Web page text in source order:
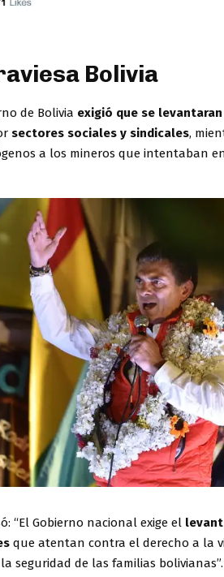
Bolivia
de Bolivia exigió que se
sectores sociales y sindicales,
a los mineros que intentaban
“El Gobierno nacional exige el
que atentan contra el derecho a la
seguridad de las familias bolivianas”.